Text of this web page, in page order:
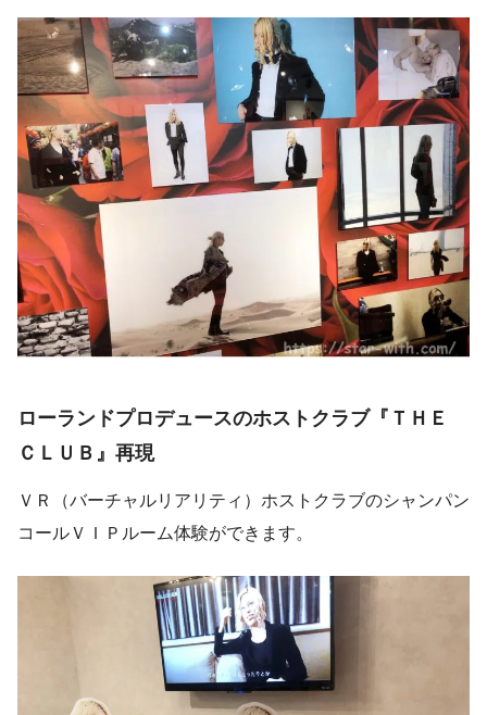
ローランドプロデュースのホストクラブ『ＴＨＥ
ＣＬＵＢ』再現
ＶＲ（バーチャルリアリティ）ホストクラブのシャンパン
コールＶＩＰルーム体験ができます。